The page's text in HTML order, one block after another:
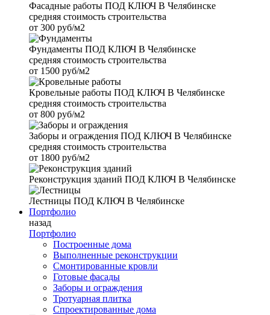
Фасадные работы ПОД КЛЮЧ В Челябинске
средняя стоимость строительства
от 300 руб/м2
Фундаменты ПОД КЛЮЧ В Челябинске
средняя стоимость строительства
от 1500 руб/м2
Кровельные работы ПОД КЛЮЧ В Челябинске
средняя стоимость строительства
от 800 руб/м2
Заборы и ограждения ПОД КЛЮЧ В Челябинске
средняя стоимость строительства
от 1800 руб/м2
Реконструкция зданий ПОД КЛЮЧ В Челябинске
Лестницы ПОД КЛЮЧ В Челябинске
Портфолио
назад
Портфолио
Построенные дома
Выполненные реконструкции
Смонтированные кровли
Готовые фасады
Заборы и ограждения
Тротуарная плитка
Спроектированные дома